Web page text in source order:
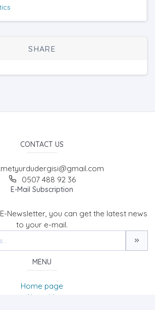
SHARE
CONTACT US
0507 488 92 36
E-Mail Subscription
Newsletter, you can get the latest news
to your e-mail.
MENU
Home page
About Us